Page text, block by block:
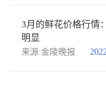
3月的鲜花价格行情
明显
来源:金陵晚报